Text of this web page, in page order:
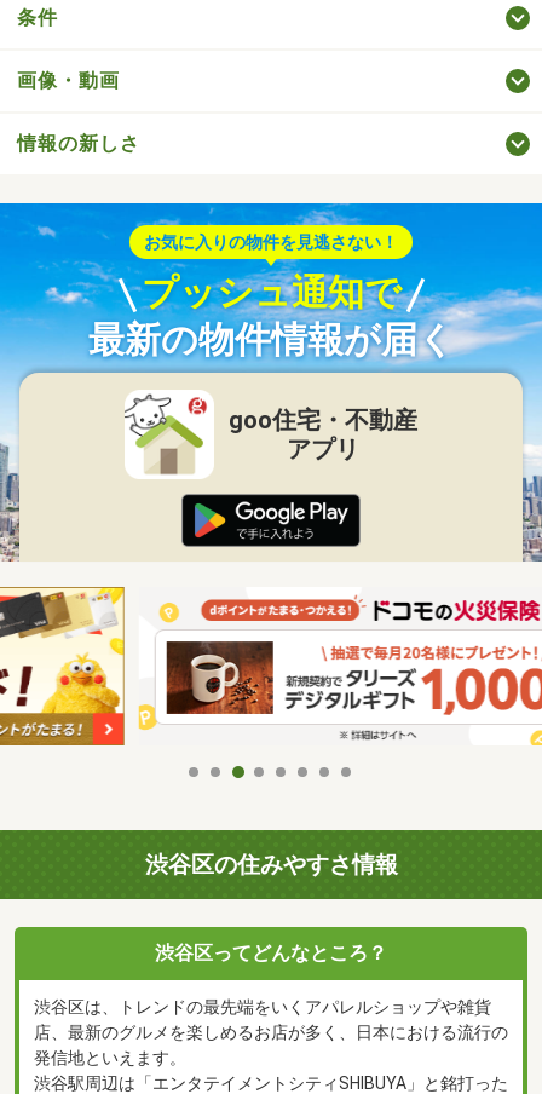
条件
画像・動画
情報の新しさ
お気に入りの物件を見逃さない！
プッシュ通知で
最新の物件情報が届く
goo住宅・不動産
アプリ
渋谷区の住みやすさ情報
渋谷区ってどんなところ？
渋谷区は、トレンドの最先端をいくアパレルショップや雑貨
店、最新のグルメを楽しめるお店が多く、日本における流行の
発信地といえます。
渋谷駅周辺は「エンタテイメントシティSHIBUYA」と銘打った